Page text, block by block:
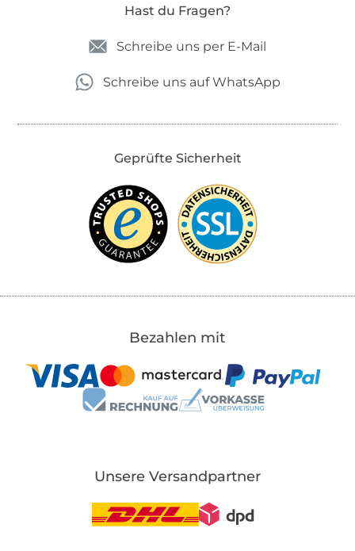
Hast du Fragen?
Schreibe uns per E-Mail
Schreibe uns auf WhatsApp
Geprüfte Sicherheit
Bezahlen mit
Unsere Versandpartner